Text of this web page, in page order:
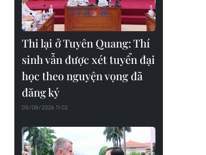
Thi lại ở Tuyên Quang: Thí
sinh vẫn được xét tuyển đại
học theo nguyện vọng đã
đăng ký
05/08/2026 11:02